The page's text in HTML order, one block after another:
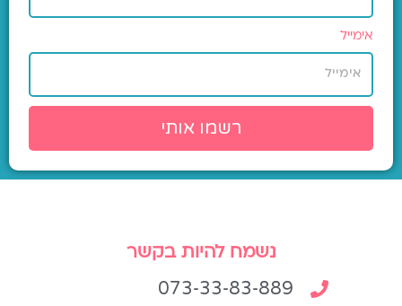
אימייל
רשמו אותי
נשמח להיות בקשר
073-33-83-889